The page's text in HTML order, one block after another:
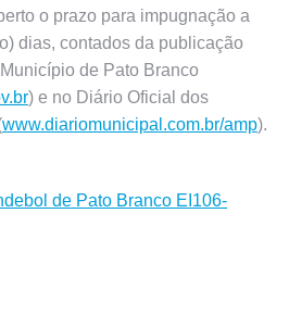
o prazo para impugnação a
dias, contados da publicação
de Pato Branco
) e no Diário Oficial dos
www.diariomunicipal.com.br/amp).
de Pato Branco EI106-